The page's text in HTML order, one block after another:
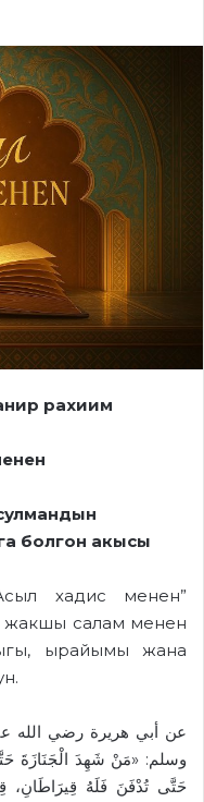
рахиим
болгон акысы
хадис менен”
жакшы салам менен
ырайымы жана
عن أبي هريرة رضي الله
وسلم: «مَنْ شَهِدَ الْجَنَازَةَ
حَتَّى تُدْفَنَ فَلَهُ قِيرَاطَانِ،